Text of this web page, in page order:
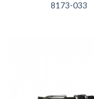
8173-033